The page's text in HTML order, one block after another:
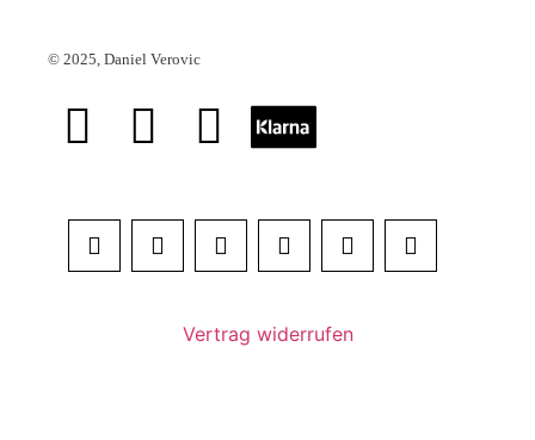
© 2025, Daniel Verovic
Vertrag widerrufen